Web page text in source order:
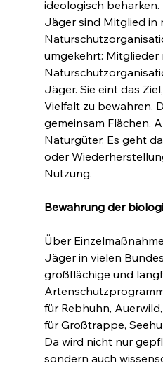
ideologisch
Jäger sind Mitglied in
umgekehrt:
Jäger. Sie eint das
Vielfalt zu bewahren.
gemeinsam Flächen,
Naturgüter. Es geht
oder
Nutzung.
Bewahrung der
Über
Jäger in vielen
großflächige und
für Rebhuhn,
für Großtrappe,
Da wird nicht nur
sondern auch